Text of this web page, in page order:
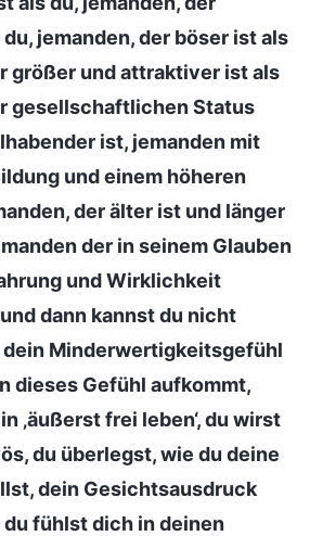
jemanden, der böser ist als
größer und attraktiver ist als
gesellschaftlichen Status
ist, jemanden mit
und einem höheren
der älter ist und länger
der in seinem Glauben
und Wirklichkeit
dann kannst du nicht
dein Minderwertigkeitsgefühl
dieses Gefühl aufkommt,
‚äußerst frei leben‘, du wirst
du überlegst, wie du deine
dein Gesichtsausdruck
fühlst dich in deinen